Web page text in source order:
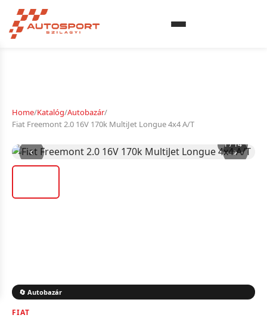
Home/Katalóg/Autobazár/
Fiat Freemont 2.0 16V 170k MultiJet Longue 4x4 A/T
‹ ›
1 / 14
🔄 Autobazár
FIAT